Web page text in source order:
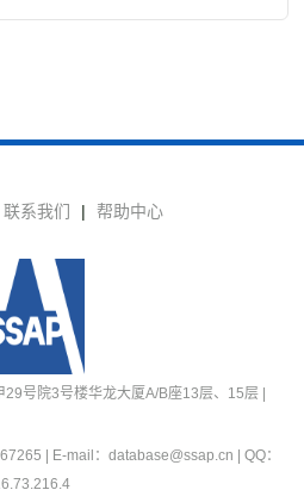
联系我们 | 帮助中心
号院3号楼华龙大厦A/B座13层、15层 |
| E-mail：database@ssap.cn | QQ：